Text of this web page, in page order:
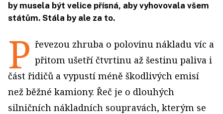
by musela být velice přísná, aby vyhovovala všem
státům. Stála by ale za to.
P řevezou zhruba o polovinu nákladu víc a
přitom ušetří čtvrtinu až šestinu paliva i
část řidičů a vypustí méně škodlivých emisí
než běžné kamiony. Řeč je o dlouhých
silničních nákladních soupravách, kterým se